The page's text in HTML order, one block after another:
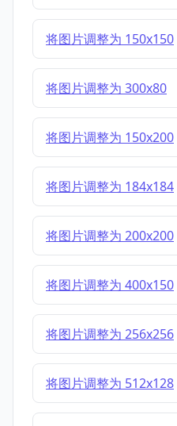
将图片调整为 150x150
将图片调整为 300x80
将图片调整为 150x200
将图片调整为 184x184
将图片调整为 200x200
将图片调整为 400x150
将图片调整为 256x256
将图片调整为 512x128